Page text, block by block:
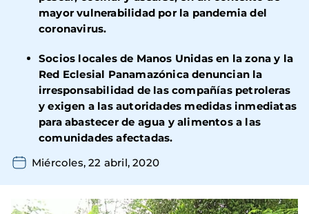
mayor vulnerabilidad por la pandemia del
coronavirus.
Socios locales de Manos Unidas en la zona y la
Red Eclesial Panamazónica denuncian la
irresponsabilidad de las compañías petroleras
y exigen a las autoridades medidas inmediatas
para abastecer de agua y alimentos a las
comunidades afectadas.
Miércoles, 22 abril, 2020